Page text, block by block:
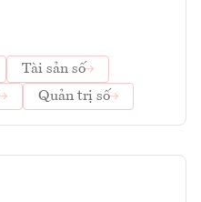
Tài sản số
Quản trị số